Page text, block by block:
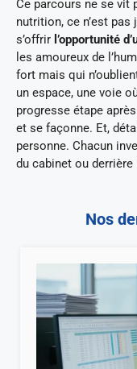
Ce parcours ne se vit
nutrition, ce n’est
s’offrir l’opportunité
les amoureux de
fort mais qui
un espace, une voie
progresse étape
et se façonne. Et,
personne. Chacun
du cabinet ou derrière
Nos